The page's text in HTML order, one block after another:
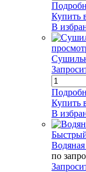
Купить
В
Купить
В
по